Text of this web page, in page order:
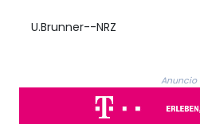
U.Brunner--NRZ
Anuncio